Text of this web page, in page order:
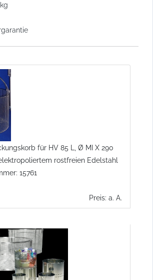
für HV 85 L, Ø MI X 290
rostfreien Edelstahl
15761
Preis: a. A.